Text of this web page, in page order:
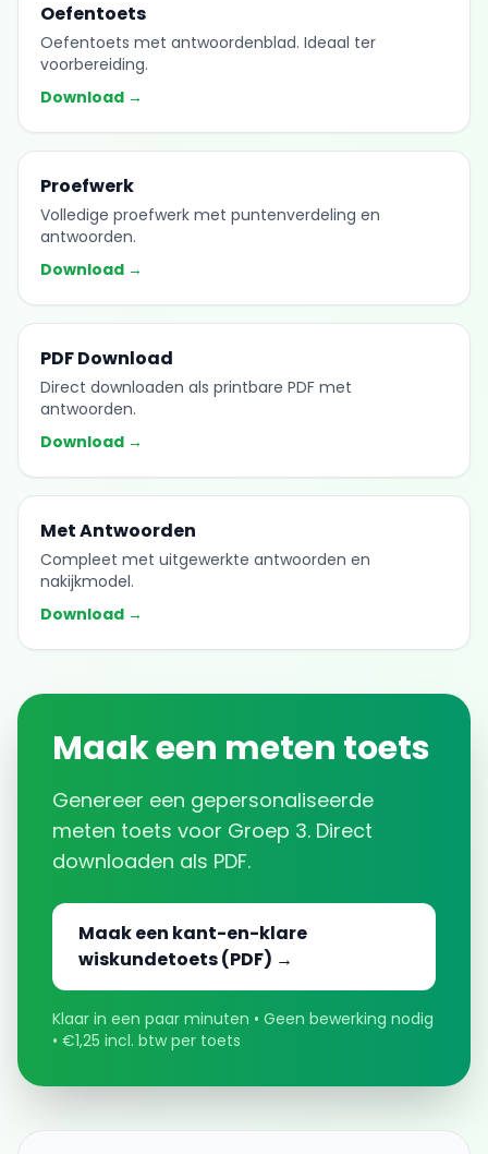
Oefentoets
Oefentoets met antwoordenblad. Ideaal ter
voorbereiding.
Download →
Proefwerk
Volledige proefwerk met puntenverdeling en
antwoorden.
Download →
PDF Download
Direct downloaden als printbare PDF met
antwoorden.
Download →
Met Antwoorden
Compleet met uitgewerkte antwoorden en
nakijkmodel.
Download →
Maak een meten toets
Genereer een gepersonaliseerde
meten toets voor Groep 3. Direct
downloaden als PDF.
Maak een kant-en-klare
wiskundetoets (PDF) →
Klaar in een paar minuten • Geen bewerking nodig
• €1,25 incl. btw per toets